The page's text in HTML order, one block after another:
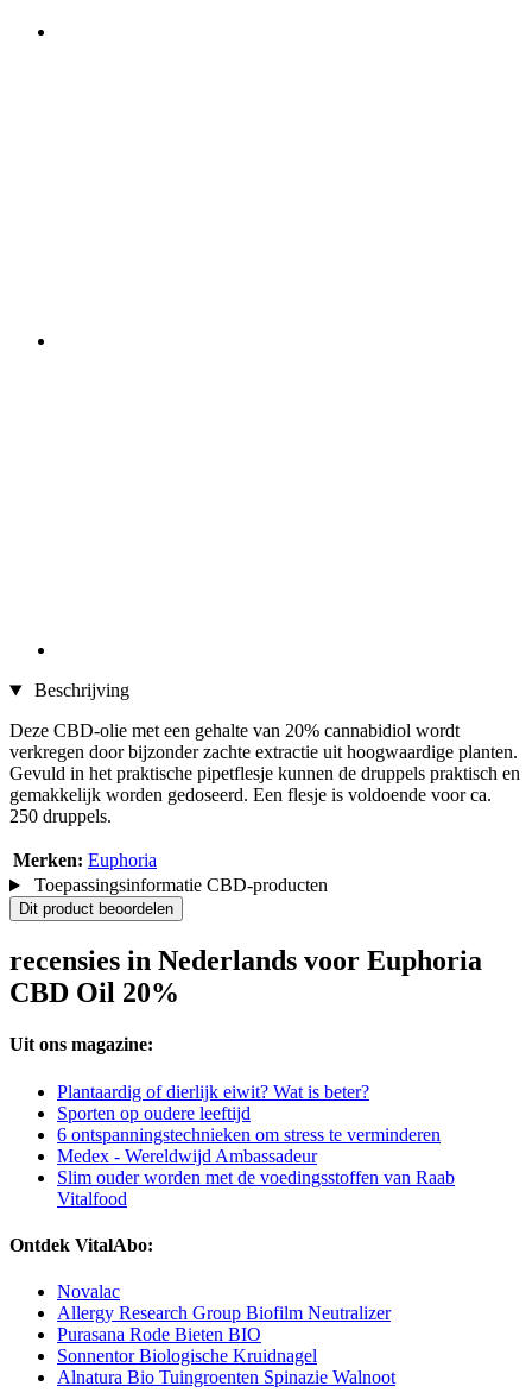
Beschrijving
Deze CBD-olie met een gehalte van 20% cannabidiol wordt
verkregen door bijzonder zachte extractie uit hoogwaardige planten.
Gevuld in het praktische pipetflesje kunnen de druppels praktisch en
gemakkelijk worden gedoseerd. Een flesje is voldoende voor ca.
250 druppels.
Merken: Euphoria
Toepassingsinformatie CBD-producten
Dit product beoordelen
recensies in Nederlands voor Euphoria
CBD Oil 20%
Uit ons magazine:
Plantaardig of dierlijk eiwit? Wat is beter?
Sporten op oudere leeftijd
6 ontspanningstechnieken om stress te verminderen
Medex - Wereldwijd Ambassadeur
Slim ouder worden met de voedingsstoffen van Raab
Vitalfood
Ontdek VitalAbo:
Novalac
Allergy Research Group Biofilm Neutralizer
Purasana Rode Bieten BIO
Sonnentor Biologische Kruidnagel
Alnatura Bio Tuingroenten Spinazie Walnoot